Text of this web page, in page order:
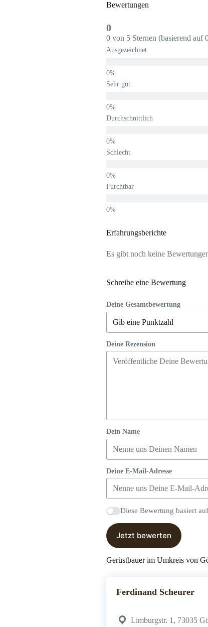
Bewertungen
0
0 von 5 Sternen (basierend auf
Ausgezeichnet
Sehr gut
Durchschnittlich
Schlecht
Furchtbar
Erfahrungsberichte
Es gibt noch keine
Schreibe eine Bewertung
Deine Gesamtbewertung
Deine Rezension
Dein Name
Deine E-Mail-Adresse
Diese Bewertung basiert
Jetzt bewerten
Gerüstbauer im Umkreis von
Ferdinand Scheurer
Limburgstr. 1, 73035